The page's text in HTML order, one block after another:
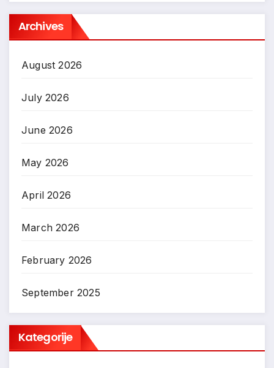
Archives
August 2026
July 2026
June 2026
May 2026
April 2026
March 2026
February 2026
September 2025
Kategorije